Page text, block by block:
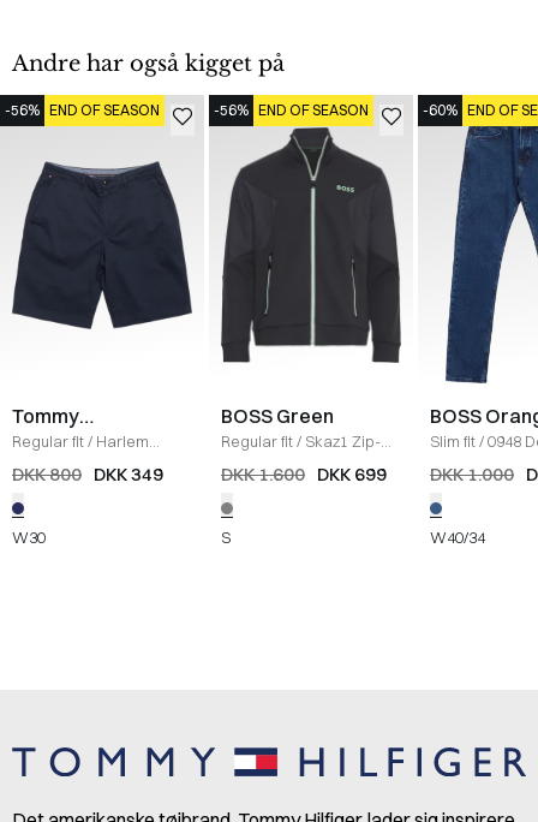
Andre har også kigget på
-56% END OF SEASON
Tommy
Hilfiger
Regular fit/ Harlem
Printed Structure Shorts
DKK 800 DKK 349
W30
-56% END OF SEASON
BOSS Green
Regular fit/ Skaz1 Zip-
Sweatshirt
KOKS
DKK 1.600 DKK 699
S
-60% END OF
BOSS
Slim fit/0948
Jeans
DENIM
DKK 1.000
W40/34